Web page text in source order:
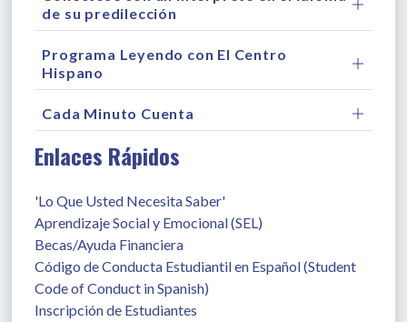
de su predilección
Programa Leyendo con El Centro
Hispano
Cada Minuto Cuenta
Enlaces Rápidos
'Lo Que Usted Necesita Saber'
Aprendizaje Social y Emocional (SEL)
Becas/Ayuda Financiera
Código de Conducta Estudiantil en Español (Student
Code of Conduct in Spanish)
Inscripción de Estudiantes